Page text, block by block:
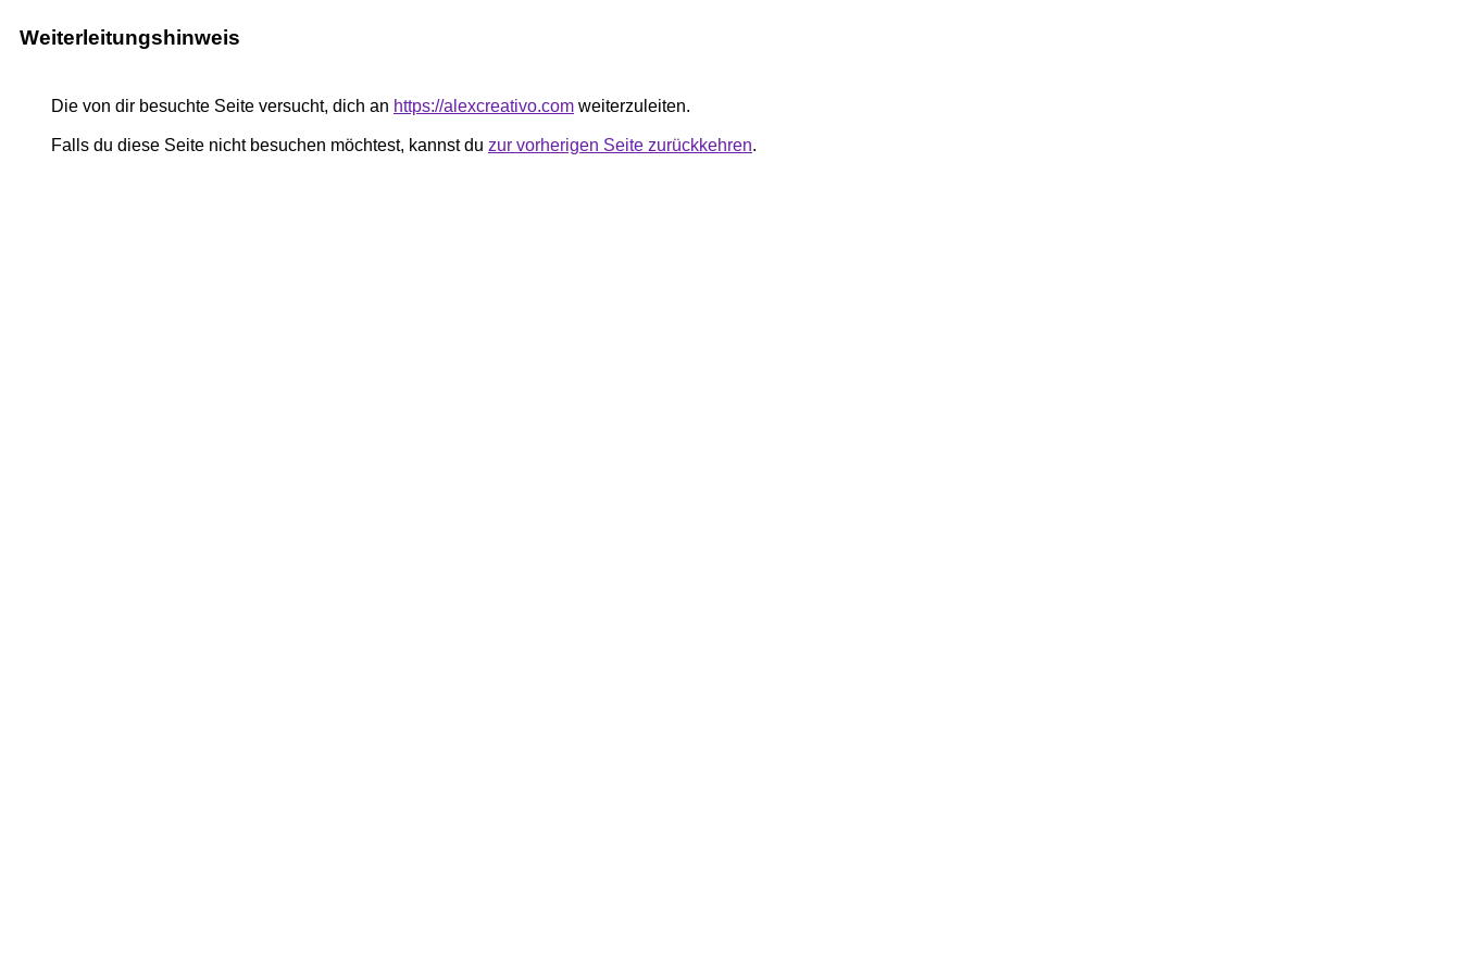
Weiterleitungshinweis
Die von dir besuchte Seite versucht, dich an https://alexcreativo.com weiterzuleiten.
Falls du diese Seite nicht besuchen möchtest, kannst du zur vorherigen Seite zurückkehren.